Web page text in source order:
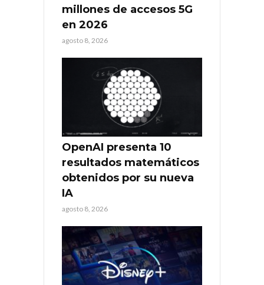
millones de accesos 5G
en 2026
agosto 8, 2026
OpenAI presenta 10
resultados matemáticos
obtenidos por su nueva
IA
agosto 8, 2026